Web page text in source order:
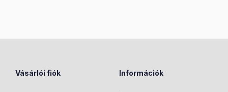
Vásárlói fiók Információk